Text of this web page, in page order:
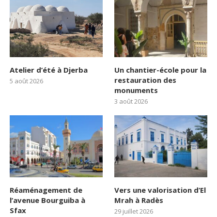
Atelier d’été à Djerba
5 août 2026
Un chantier-école pour la
restauration des
monuments
3 août 2026
Réaménagement de
l’avenue Bourguiba à
Sfax
Vers une valorisation d’El
Mrah à Radès
29 juillet 2026